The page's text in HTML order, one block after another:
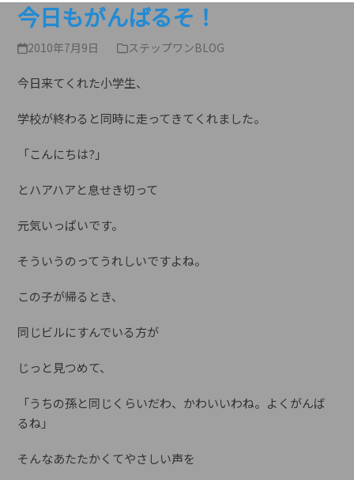
今日もがんばるそ！
2010年7月9日 ステップワンBLOG
今日来てくれた小学生、
学校が終わると同時に走ってきてくれました。
「こんにちは?」
とハアハアと息せき切って
元気いっぱいです。
そういうのってうれしいですよね。
この子が帰るとき、
同じビルにすんでいる方が
じっと見つめて、
「うちの孫と同じくらいだわ、かわいいわね。よくがんば
るね」
そんなあたたかくてやさしい声を